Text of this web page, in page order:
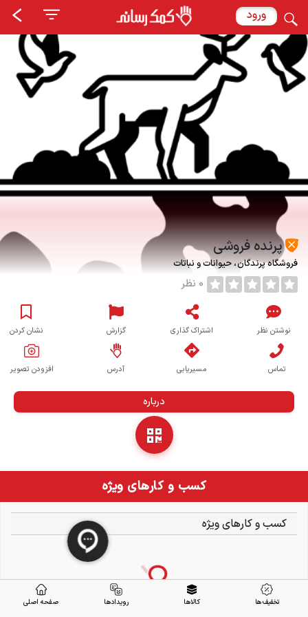
ورود
پرنده فروشی
فروشگاه پرندگان حیوانات و نباتات
0 نظر
نوشتن نظر اشتراک گذاری گزارش نشان کردن
تماس مسیریابی آدرس افزودن تصویر
درباره
کسب و کارهای ویژه
کسب و کارهای ویژه
تخفیف ها کالاها رویدادها صفحه اصلی